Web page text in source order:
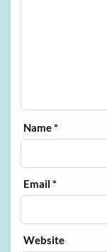
Name*
Email*
Website